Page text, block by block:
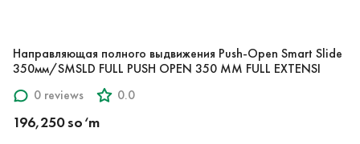
Направляющая полного выдвижения Push-Open Smart Slide
350мм/SMSLD FULL PUSH OPEN 350 MM FULL EXTENSI
0 reviews
0.0
196,250 so‘m